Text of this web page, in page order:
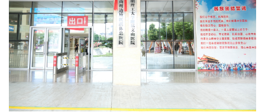
马关县 丘北县 广南县 富宁县
视听
视频快刷 视频点播 阿文工作室 文山新闻
苗语节目